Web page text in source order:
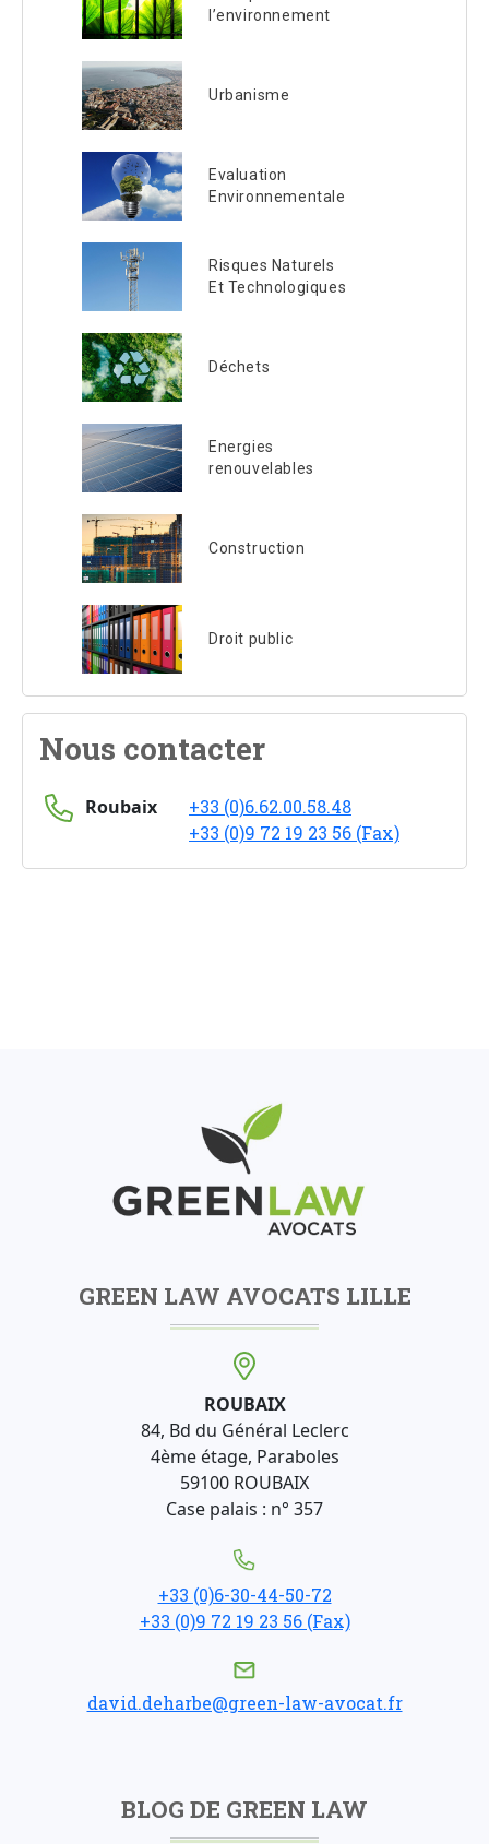
l’environnement
Urbanisme
Evaluation
Environnementale
Risques Naturels
Et Technologiques
Déchets
Energies
renouvelables
Construction
Droit public
Nous contacter
Roubaix
+33 (0)6.62.00.58.48
+33 (0)9 72 19 23 56 (Fax)
GREEN LAW AVOCATS LILLE
ROUBAIX
84, Bd du Général Leclerc
4ème étage, Paraboles
59100 ROUBAIX
Case palais : n° 357
+33 (0)6-30-44-50-72
+33 (0)9 72 19 23 56 (Fax)
david.deharbe@green-law-avocat.fr
BLOG DE GREEN LAW